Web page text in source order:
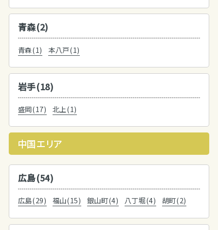
青森(2)
青森(1) 本八戸(1)
岩手(18)
盛岡(17) 北上(1)
中国エリア
広島(54)
広島(29) 福山(15) 銀山町(4) 八丁堀(4) 胡町(2)